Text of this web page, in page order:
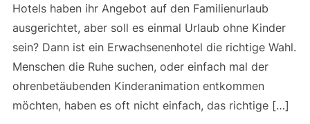
Hotels haben ihr Angebot auf den Familienurlaub
ausgerichtet, aber soll es einmal Urlaub ohne Kinder
sein? Dann ist ein Erwachsenenhotel die richtige Wahl.
Menschen die Ruhe suchen, oder einfach mal der
ohrenbetäubenden Kinderanimation entkommen
möchten, haben es oft nicht einfach, das richtige […]